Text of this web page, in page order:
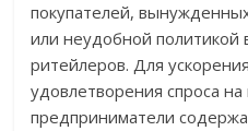
покупателей,
или неудобной политикой
ритейлеров. Для
удовлетворения спроса
предприниматели